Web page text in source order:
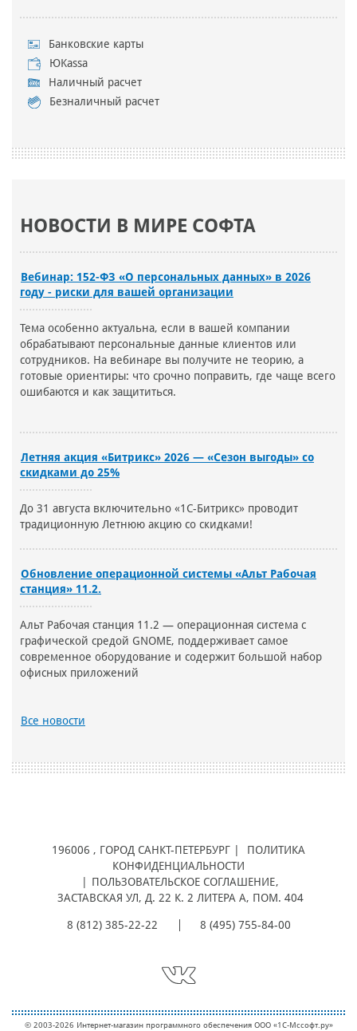
Банковские карты
ЮKassa
Наличный расчет
Безналичный расчет
НОВОСТИ В МИРЕ СОФТА
Вебинар: 152-ФЗ «О персональных данных» в 2026
году - риски для вашей организации
Тема особенно актуальна, если в вашей компании
обрабатывают персональные данные клиентов или
сотрудников. На вебинаре вы получите не теорию, а
готовые ориентиры: что срочно поправить, где чаще всего
ошибаются и как защититься.
Летняя акция «Битрикс» 2026 — «Сезон выгоды» со
скидками до 25%
До 31 августа включительно «1С-Битрикс» проводит
традиционную Летнюю акцию со скидками!
Обновление операционной системы «Альт Рабочая
станция» 11.2.
Альт Рабочая станция 11.2 — операционная система с
графической средой GNOME, поддерживает самое
современное оборудование и содержит большой набор
офисных приложений
Все новости
196006 , ГОРОД САНКТ-ПЕТЕРБУРГ |
ПОЛИТИКА
КОНФИДЕНЦИАЛЬНОСТИ
ПОЛЬЗОВАТЕЛЬСКОЕ СОГЛАШЕНИЕ,
ЗАСТАВСКАЯ УЛ, Д. 22 К. 2 ЛИТЕРА А, ПОМ. 404
8 (812) 385-22-22 8 (495) 755-84-00
© 2003-2026 Интернет-магазин программного обеспечения ООО «1С-Мcсофт.ру»